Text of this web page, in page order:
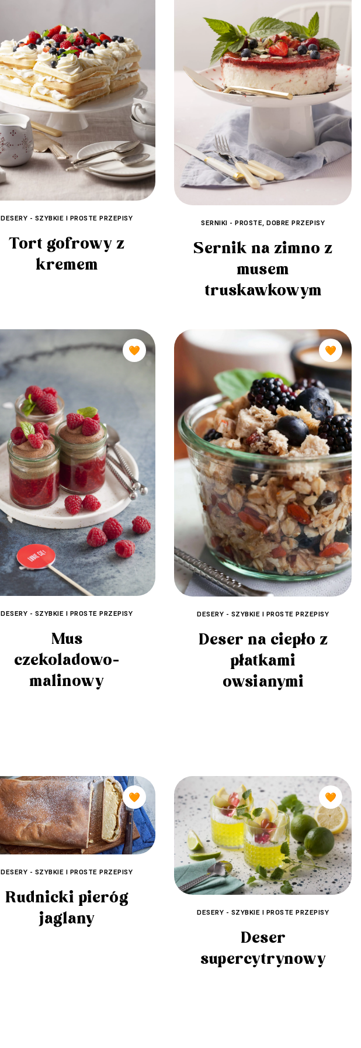
DESERY - SZYBKIE I PROSTE PRZEPISY
Tort gofrowy z
kremem
SERNIKI - PROSTE, DOBRE PRZEPISY
Sernik na zimno z
musem
truskawkowym
🧡
DESERY - SZYBKIE I PROSTE PRZEPISY
Mus
czekoladowo-
malinowy
🧡
DESERY - SZYBKIE I PROSTE PRZEPISY
Deser na ciepło z
płatkami
owsianymi
🧡
DESERY - SZYBKIE I PROSTE PRZEPISY
Rudnicki pieróg
jaglany
🧡
DESERY - SZYBKIE I PROSTE PRZEPISY
Deser
supercytrynowy